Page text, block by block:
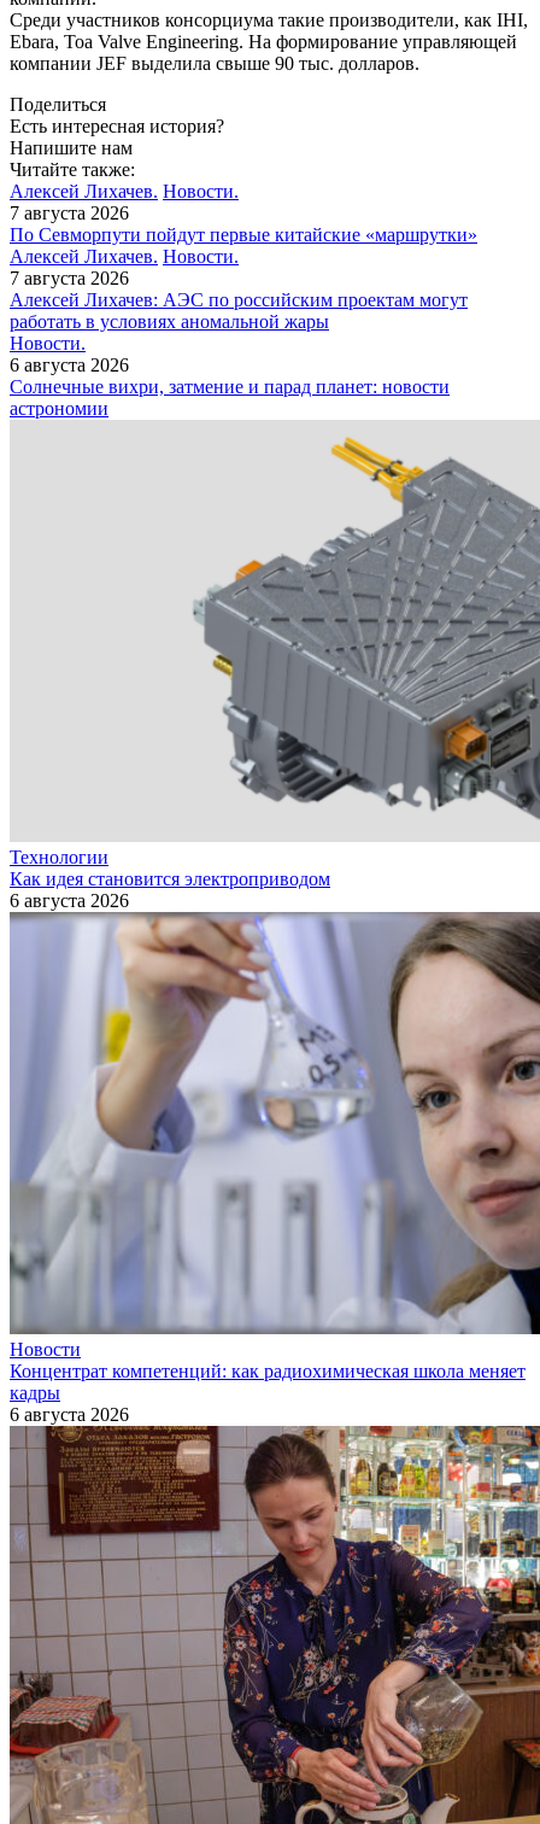
Среди участников консорциума такие производители, как IHI,
Ebara, Toa Valve Engineering. На формирование управляющей
компании JEF выделила свыше 90 тыс. долларов.
Поделиться
Есть интересная история?
Напишите нам
Читайте также:
Алексей Лихачев. Новости.
7 августа 2026
По Севморпути пойдут первые китайские «маршрутки»
Алексей Лихачев. Новости.
7 августа 2026
Алексей Лихачев: АЭС по российским проектам могут
работать в условиях аномальной жары
Новости.
6 августа 2026
Солнечные вихри, затмение и парад планет: новости
астрономии
Технологии
Как идея становится электроприводом
6 августа 2026
Новости
Концентрат компетенций: как радиохимическая школа меняет
кадры
6 августа 2026